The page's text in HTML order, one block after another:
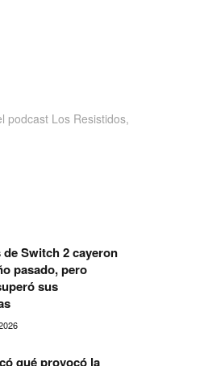
podcast Los Resistidos,
de Switch 2 cayeron
pasado, pero
sus
qué provocó la